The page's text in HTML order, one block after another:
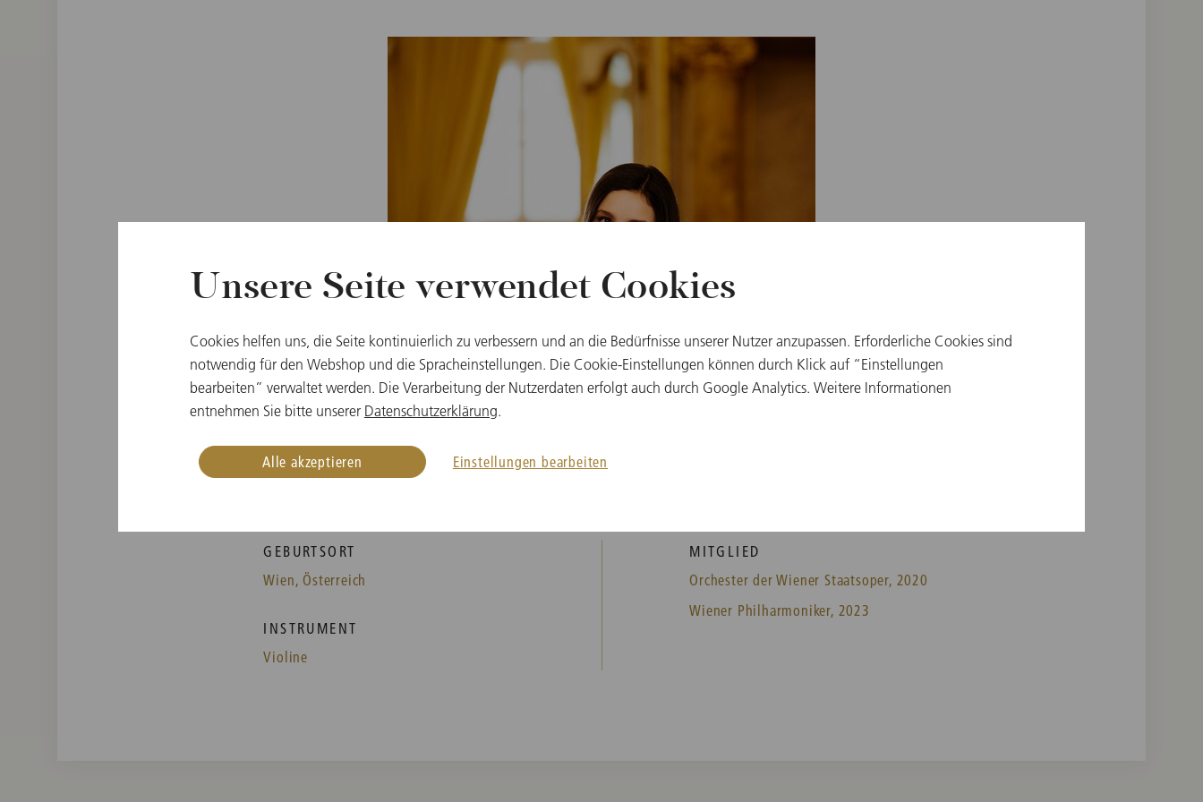
GEBURTSORT
Wien, Österreich
INSTRUMENT
Violine
MITGLIED
Orchester der Wiener Staatsoper, 2020
Wiener Philharmoniker, 2023
Unsere Seite verwendet Cookies
Cookies helfen uns, die Seite kontinuierlich zu verbessern und an die Bedürfnisse unserer Nutzer anzupassen. Erforderliche Cookies sind
notwendig für den Webshop und die Spracheinstellungen. Die Cookie-Einstellungen können durch Klick auf “Einstellungen
bearbeiten” verwaltet werden. Die Verarbeitung der Nutzerdaten erfolgt auch durch Google Analytics. Weitere Informationen
entnehmen Sie bitte unserer Datenschutzerklärung.
Einstellungen bearbeiten
Alle akzeptieren